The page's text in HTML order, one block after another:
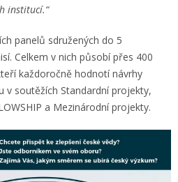
institucí.“
panelů sdružených do 5
Celkem v nich působí přes 400
každoročně hodnotí návrhy
v soutěžích Standardní projekty,
a Mezinárodní projekty.